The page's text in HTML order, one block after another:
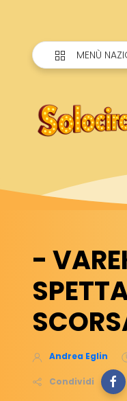
MENÙ
-
Andrea Eglin
Condividi